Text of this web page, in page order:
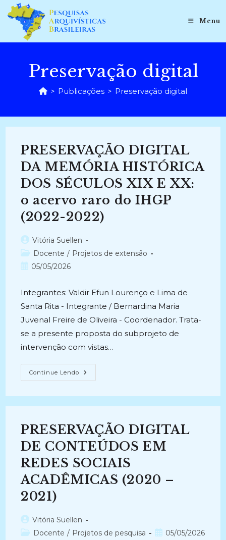
para
conteúdo
Menu
Preservação digital
> Publicações > Preservação digital
PRESERVAÇÃO DIGITAL
DA MEMÓRIA HISTÓRICA
DOS SÉCULOS XIX E XX:
o acervo raro do IHGP
(2022-2022)
Autor
do
post:
Vitória Suellen
Categoria
do
Docente / Projetos de extensão
Post05/05/2026
Integrantes: Valdir Efun Lourenço e Lima de
Santa Rita - Integrante / Bernardina Maria
Juvenal Freire de Oliveira - Coordenador. Trata-
se a presente proposta do subprojeto de
intervenção com vistas…
Continue Lendo PRESERVAÇÃO
DIGITAL
DOS
E
XX:
O
Acervo
Raro
Do
(2022-
2022)
PRESERVAÇÃO DIGITAL
DE CONTEÚDOS EM
REDES SOCIAIS
ACADÊMICAS (2020 –
2021)
Autor
do
Vitória Suellen
Categoria
Docente / Projetos de pesquisa
Post05/05/2026